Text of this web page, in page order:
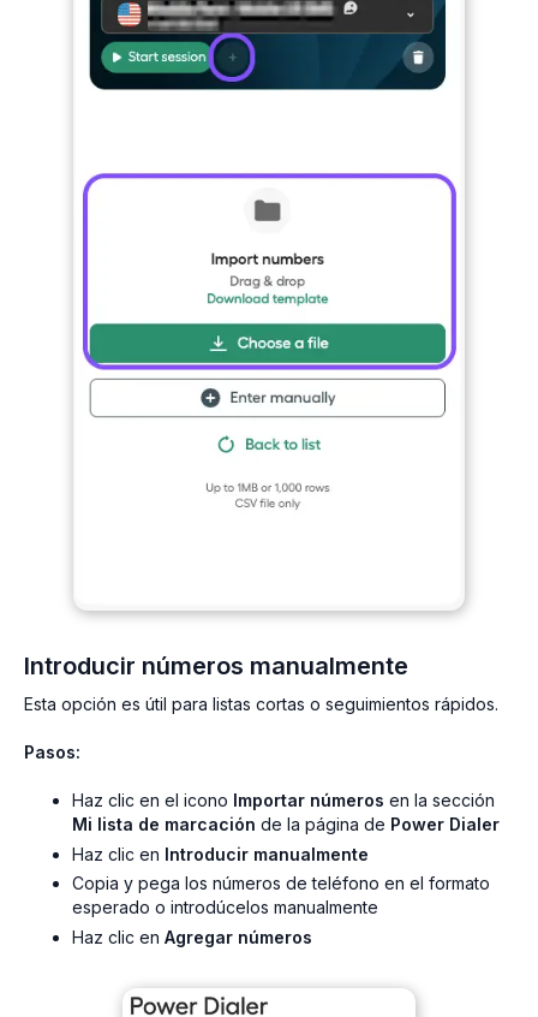
Introducir números manualmente
Esta opción es útil para listas cortas o seguimientos rápidos.
Pasos:
Haz clic en el icono Importar números en la sección
Mi lista de marcación de la página de Power Dialer
Haz clic en Introducir manualmente
Copia y pega los números de teléfono en el formato
esperado o introdúcelos manualmente
Haz clic en Agregar números